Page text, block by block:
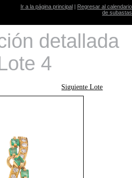
Ir a la página principal | Regresar al calendario
de subastas
detallada
4
Siguiente Lote